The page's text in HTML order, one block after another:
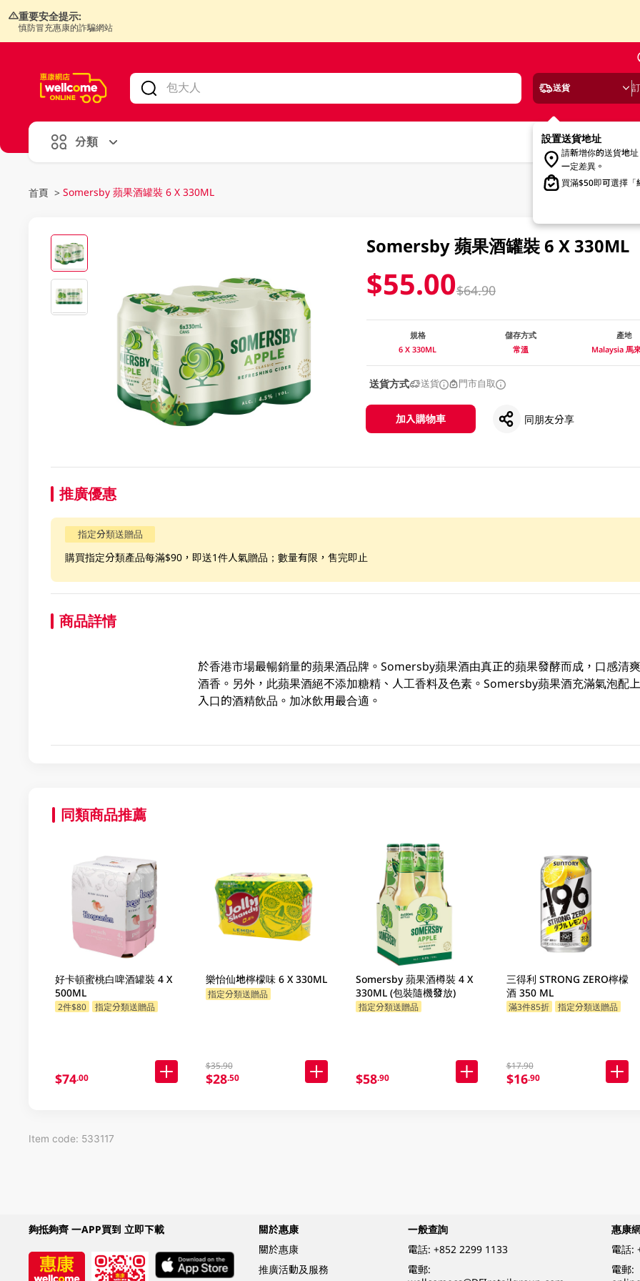
重要安全提示:
慎防冒充惠康的詐騙網站
送貨
設置送貨地址
請新增你的送貨地
一定差異。
買滿$50即可選擇「
分類
首頁 > Somersby 蘋果酒罐裝 6 X 330ML
Somersby 蘋果酒罐裝 6 X 330ML
$55.00$64.90
規格
6 X 330ML
儲存方式
常溫
產地
Malaysia 馬
送貨方式 送貨 門市自取
加入購物車 同朋友分享
推廣優惠
指定分類送贈品
購買指定分類產品每滿$90，即送1件人氣贈品；數量有限，售完即止
商品詳情
於香港市場最暢銷量的蘋果酒品牌。Somersby蘋果酒由真正的蘋果發酵而成，口感清
酒香。另外，此蘋果酒絕不添加糖精、人工香料及色素。Somersby蘋果酒充滿氣泡配
入口的酒精飲品。加冰飲用最合適。
同類商品推薦
好卡頓蜜桃白啤酒罐裝 4 X
500ML
2件$80 指定分類送贈品
$74.00
樂怡仙地檸檬味 6 X 330ML
指定分類送贈品
$35.90
$28.50
Somersby 蘋果酒樽裝 4 X
330ML (包裝隨機發放)
指定分類送贈品
$58.90
三得利 STRONG ZERO檸檬
酒 350 ML
滿3件85折 指定分類送贈品
$17.90
$16.90
Item code: 533117
夠抵夠齊 一APP買到 立即下載
關於惠康
關於惠康
推廣活動及服務
一般查詢
電話: +852 2299 1133
電郵:
惠康
電話:
電郵: